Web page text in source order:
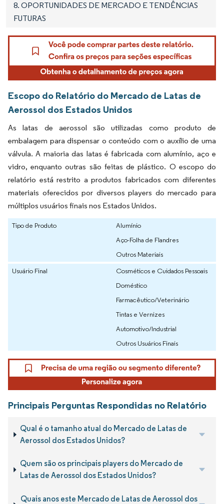
8. OPORTUNIDADES DE MERCADO E TENDÊNCIAS
FUTURAS
Escopo do Relatório do Mercado de Latas de
Aerossol dos Estados Unidos
As latas de aerossol são utilizadas como produto de
embalagem para dispensar o conteúdo com o auxílio de uma
válvula. A maioria das latas é fabricada com alumínio, aço e
vidro, enquanto outras são feitas de plástico. O escopo do
relatório está restrito a produtos fabricados com diferentes
materiais oferecidos por diversos players do mercado para
múltiplos usuários finais nos Estados Unidos.
Tipo de Produto
Alumínio
Aço-Folha de Flandres
Outros Materiais
Usuário Final
Cosméticos e Cuidados Pessoais
Doméstico
Farmacêutico/Veterinário
Tintas e Vernizes
Automotivo/Industrial
Outros Usuários Finais
Principais Perguntas Respondidas no Relatório
Qual é o tamanho atual do Mercado de Latas de
Aerossol dos Estados Unidos?
Quem são os principais players do Mercado de
Latas de Aerossol dos Estados Unidos?
Quais anos este Mercado de Latas de Aerossol dos